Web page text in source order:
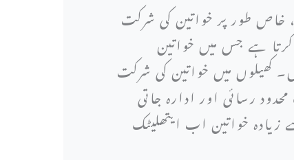
خاص طور پر خواتین کی شرکت
ہے جس میں خواتین
کھیلوں میں خواتین کی شرکت
رسائی اور ادارہ جاتی
خواتین اب ایتھلیٹک